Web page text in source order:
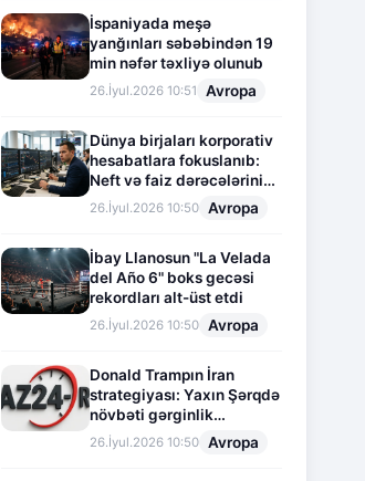
İspaniyada meşə
yanğınları səbəbindən 19
min nəfər təxliyə olunub
26.İyul.2026 10:51 Avropa
Dünya birjaları korporativ
hesabatlara fokuslanıb:
Neft və faiz dərəcələrinin
təsiri altında cari vəziyyət
26.İyul.2026 10:50 Avropa
İbay Llanosun "La Velada
del Año 6" boks gecəsi
rekordları alt-üst etdi
26.İyul.2026 10:50 Avropa
Donald Trampın İran
strategiyası: Yaxın Şərqdə
növbəti gərginlik
mərhələsi
26.İyul.2026 10:50 Avropa